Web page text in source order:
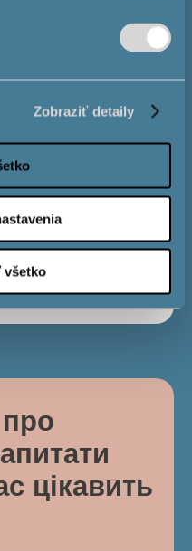
Zobraziť detaily
všetko
4,0 %
цікавить